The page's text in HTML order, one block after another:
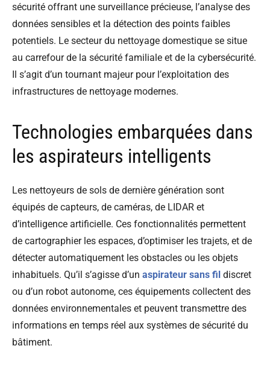
sécurité offrant une surveillance précieuse, l’analyse des
données sensibles et la détection des points faibles
potentiels. Le secteur du nettoyage domestique se situe
au carrefour de la sécurité familiale et de la cybersécurité.
Il s’agit d’un tournant majeur pour l’exploitation des
infrastructures de nettoyage modernes.
Technologies embarquées dans
les aspirateurs intelligents
Les nettoyeurs de sols de dernière génération sont
équipés de capteurs, de caméras, de LIDAR et
d’intelligence artificielle. Ces fonctionnalités permettent
de cartographier les espaces, d’optimiser les trajets, et de
détecter automatiquement les obstacles ou les objets
inhabituels. Qu’il s’agisse d’un aspirateur sans fil discret
ou d’un robot autonome, ces équipements collectent des
données environnementales et peuvent transmettre des
informations en temps réel aux systèmes de sécurité du
bâtiment.